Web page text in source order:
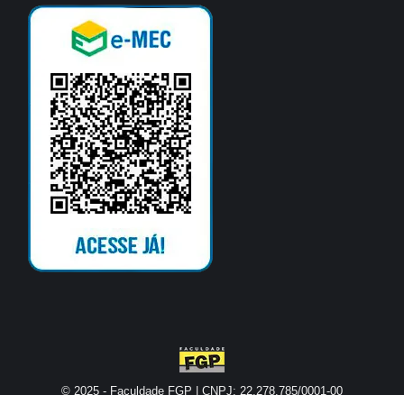
© 2025 - Faculdade FGP | CNPJ: 22.278.785/0001-00